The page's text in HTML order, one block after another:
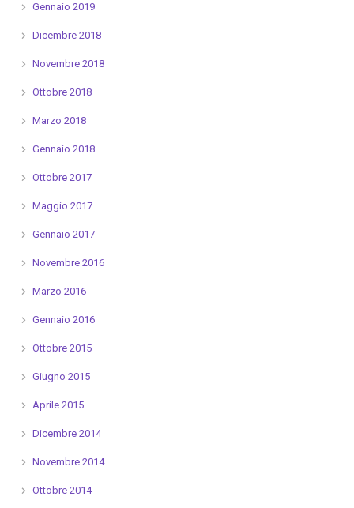
Gennaio 2019
Dicembre 2018
Novembre 2018
Ottobre 2018
Marzo 2018
Gennaio 2018
Ottobre 2017
Maggio 2017
Gennaio 2017
Novembre 2016
Marzo 2016
Gennaio 2016
Ottobre 2015
Giugno 2015
Aprile 2015
Dicembre 2014
Novembre 2014
Ottobre 2014